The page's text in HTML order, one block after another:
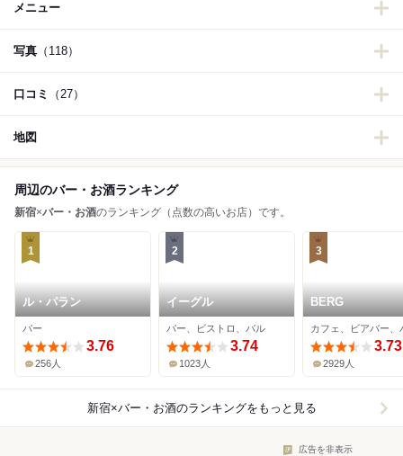
メニュー
写真 （118）
口コミ （27）
地図
周辺のバー・お酒ランキング
新宿×バー・お酒のランキング（点数の高いお店）です。
1
ル・パラン
バー
3.76
256人
2
イーグル
バー、ビストロ、バル
3.74
1023人
3
BERG
カフェ、ビアバー、
3.73
2929人
新宿×バー・お酒のランキングをもっと見る
広告を非表示